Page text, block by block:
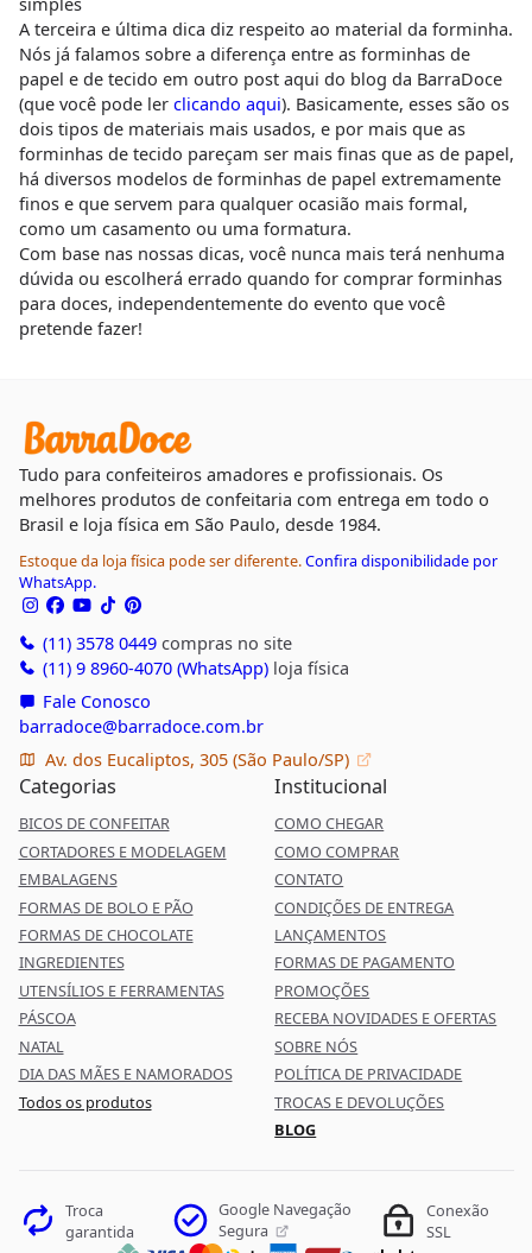
A terceira e última dica diz respeito ao material da forminha.
Nós já falamos sobre a diferença entre as forminhas de
papel e de tecido em outro post aqui do blog da BarraDoce
(que você pode ler clicando aqui). Basicamente, esses são os
dois tipos de materiais mais usados, e por mais que as
forminhas de tecido pareçam ser mais finas que as de papel,
há diversos modelos de forminhas de papel extremamente
finos e que servem para qualquer ocasião mais formal,
como um casamento ou uma formatura.
Com base nas nossas dicas, você nunca mais terá nenhuma
dúvida ou escolherá errado quando for comprar forminhas
para doces, independentemente do evento que você
pretende fazer!
Tudo para confeiteiros amadores e profissionais. Os
melhores produtos de confeitaria com entrega em todo o
Brasil e loja física em São Paulo, desde 1984.
Estoque da loja física pode ser diferente.Confira disponibilidade por
WhatsApp.
(11) 3578 0449compras no site
(11) 9 8960-4070 (WhatsApp)loja física
Fale Conosco
barradoce@barradoce.com.br
Av. dos Eucaliptos, 305 (São Paulo/SP)
Categorias
BICOS DE CONFEITAR
CORTADORES E MODELAGEM
EMBALAGENS
FORMAS DE BOLO E PÃO
FORMAS DE CHOCOLATE
INGREDIENTES
UTENSÍLIOS E FERRAMENTAS
PÁSCOA
NATAL
DIA DAS MÃES E NAMORADOS
Todos os produtos
Institucional
COMO CHEGAR
COMO COMPRAR
CONTATO
CONDIÇÕES DE ENTREGA
LANÇAMENTOS
FORMAS DE PAGAMENTO
PROMOÇÕES
RECEBA NOVIDADES E OFERTAS
SOBRE NÓS
POLÍTICA DE PRIVACIDADE
TROCAS E DEVOLUÇÕES
BLOG
Troca
garantida
Google Navegação
Segura
Conexão
SSL